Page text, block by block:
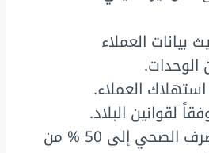
بيانات العملاء
الوحدات.
العملاء.
لقوانين البلاد.
زيادة قيمة الصرف الصحي إلى 50 % من